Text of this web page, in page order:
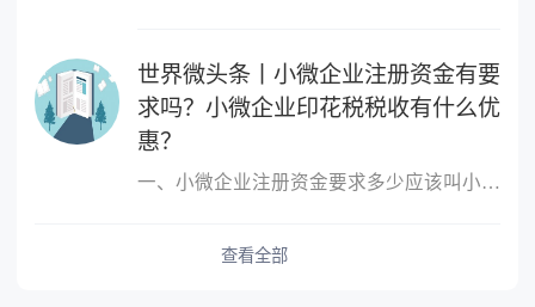
世界微头条丨小微企业注册资金有要
求吗？小微企业印花税税收有什么优
惠？
一、小微企业注册资金要求多少应该叫小微企业，小微企业的概念跟注
查看全部